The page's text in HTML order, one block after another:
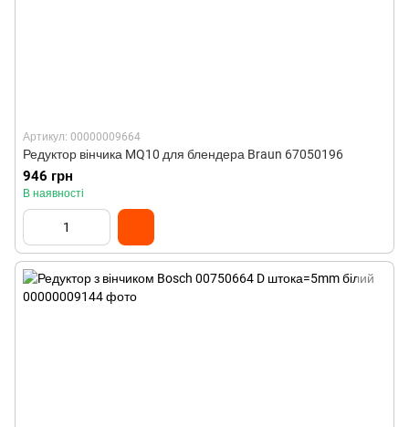
Артикул: 00000009664
Редуктор вінчика MQ10 для блендера Braun 67050196
946 грн
В наявності